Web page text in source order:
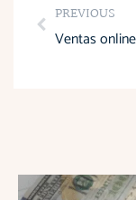
Prev
PREVIOUS